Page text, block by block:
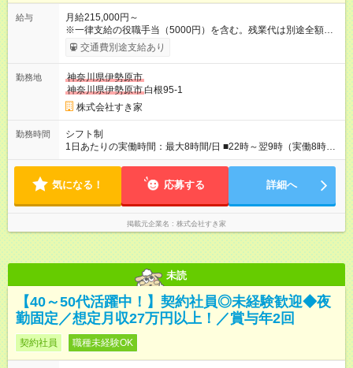
給与
月給215,000円～
※一律支給の役職手当（5000円）を含む。残業代は別途全額支
給。 ※深夜勤務手当は、残業時間等により変動します。 ※想定
月収27万円以上 ※最大4回昇給のチャンスあり ※賞与年2回支給
交通費別途支給あり
勤務地
神奈川県伊勢原市
神奈川県伊勢原市 白根95-1
株式会社すき家
勤務時間
シフト制
1日あたりの実働時間：最大8時間/日 ■22時～翌9時（実働8時
間） ※上記はあくまでも一例です。店舗により、時間が前後す
のシフトを組んでいます。 ★各店舗のサポートのために本社に
気になる！ 応募する 詳細へ
掲載元企業名 株式会社すき家
未読
【40～50代活躍中！】契約社員◎未経験歓迎◆夜
勤固定／想定月収27万円以上！／賞与年2回
契約社員 職種未経験OK